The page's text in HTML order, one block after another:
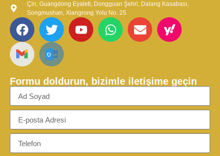
Çin, Guangdong Eyaleti, Dongguan Şehri, Dalang Kasabası,
Songmushan, Xiangrong Yolu No. 25
Formu doldurun, bizimle iletişime geçin